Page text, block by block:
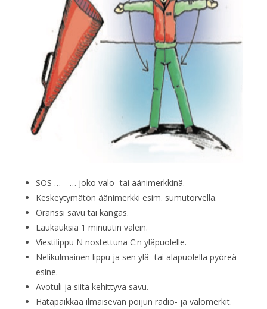
SOS …—… joko valo- tai äänimerkkinä.
Keskeytymätön äänimerkki esim. sumutorvella.
Oranssi savu tai kangas.
Laukauksia 1 minuutin välein.
Viestilippu N nostettuna C:n yläpuolelle.
Nelikulmainen lippu ja sen ylä- tai alapuolella pyöreä
esine.
Avotuli ja siitä kehittyvä savu.
Hätäpaikkaa ilmaisevan poijun radio- ja valomerkit.